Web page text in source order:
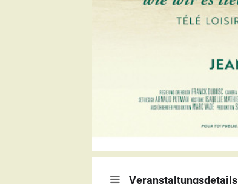
Veranstaltungsdetails